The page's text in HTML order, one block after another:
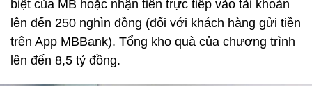
biệt của MB hoặc nhận tiền trực tiếp vào tài khoản
lên đến 250 nghìn đồng (đối với khách hàng gửi tiền
trên App MBBank). Tổng kho quà của chương trình
lên đến 8,5 tỷ đồng.